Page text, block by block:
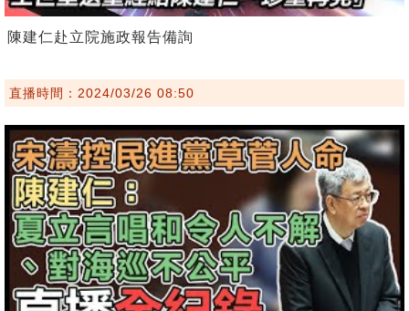
陳建仁赴立院施政報告備詢
直播時間：2024/03/26 08:50